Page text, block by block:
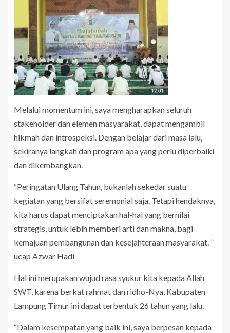
Melalui momentum ini, saya mengharapkan seluruh
stakeholder dan elemen masyarakat, dapat mengambil
hikmah dan introspeksi. Dengan belajar dari masa lalu,
sekiranya langkah dan program apa yang perlu diperbaiki
dan dikembangkan.
“Peringatan Ulang Tahun, bukanlah sekedar suatu
kegiatan yang bersifat seremonial saja. Tetapi hendaknya,
kita harus dapat menciptakan hal-hal yang bernilai
strategis, untuk lebih memberi arti dan makna, bagi
kemajuan pembangunan dan kesejahteraan masyarakat. ”
ucap Azwar Hadi
Hal ini merupakan wujud rasa syukur kita kepada Allah
SWT, karena berkat rahmat dan ridho-Nya, Kabupaten
Lampung Timur ini dapat terbentuk 26 tahun yang lalu.
“Dalam kesempatan yang baik ini, saya berpesan kepada